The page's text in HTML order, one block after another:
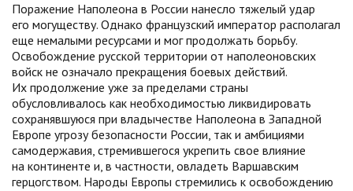
Поражение Наполеона в России нанесло тяжелый удар
его могуществу. Однако французский император располагал
еще немалыми ресурсами и мог продолжать борьбу.
Освобождение русской территории от наполеоновских
войск не означало прекращения боевых действий.
Их продолжение уже за пределами страны
обусловливалось как необходимостью ликвидировать
сохранявшуюся при владычестве Наполеона в Западной
Европе угрозу безопасности России, так и амбициями
самодержавия, стремившегося укрепить свое влияние
на континенте и, в частности, овладеть Варшавским
герцогством. Народы Европы стремились к освобождению